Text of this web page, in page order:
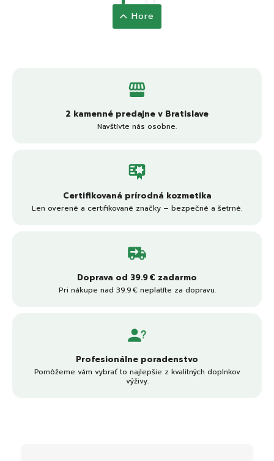
Hore
2 kamenné predajne v Bratislave
Navštívte nás osobne.
Certifikovaná prírodná kozmetika
Len overené a certifikované značky – bezpečné a šetrné.
Doprava od 39.9 € zadarmo
Pri nákupe nad 39.9 € neplatíte za dopravu.
Profesionálne poradenstvo
Pomôžeme vám vybrať to najlepšie z kvalitných doplnkov
výživy.